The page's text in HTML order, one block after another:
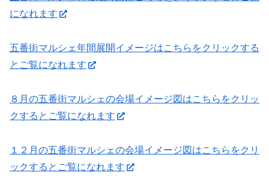
になれます
五番街マルシェ年間展開イメージはこちらをクリックする
とご覧になれます
８月の五番街マルシェの会場イメージ図はこちらをクリッ
クするとご覧になれます
１２月の五番街マルシェの会場イメージ図はこちらをクリ
ックするとご覧になれます